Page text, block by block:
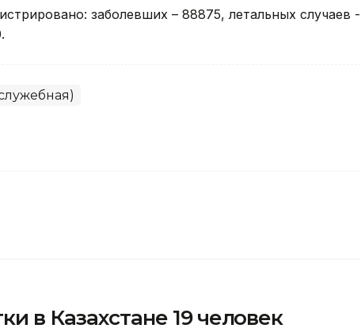
заболевших – 88875, летальных случаев -
в Казахстане 19 человек